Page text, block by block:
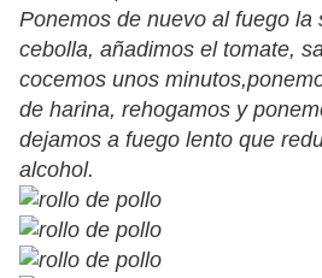
Ponemos de nuevo al fuego la
cebolla, añadimos el tomate,
cocemos unos
de harina, rehogamos y
dejamos a fuego lento que
alcohol.